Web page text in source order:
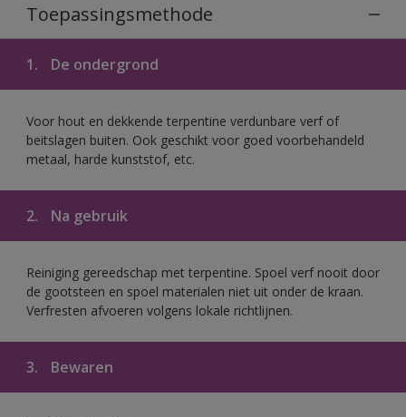
Toepassingsmethode
1. De ondergrond
Voor hout en dekkende terpentine verdunbare verf of
beitslagen buiten. Ook geschikt voor goed voorbehandeld
metaal, harde kunststof, etc.
2. Na gebruik
Reiniging gereedschap met terpentine. Spoel verf nooit door
de gootsteen en spoel materialen niet uit onder de kraan.
Verfresten afvoeren volgens lokale richtlijnen.
3. Bewaren